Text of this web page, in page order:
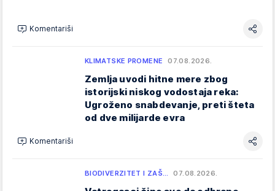
Komentariši
KLIMATSKE PROMENE 07.08.2026.
Zemlja uvodi hitne mere zbog
istorijski niskog vodostaja reka:
Ugroženo snabdevanje, preti šteta
od dve milijarde evra
Komentariši
BIODIVERZITET I ZAŠ… 07.08.2026.